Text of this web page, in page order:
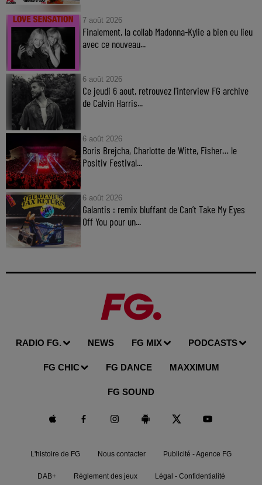
7 août 2026
Finalement, la collab Madonna-Kylie a bien eu lieu
avec ce nouveau...
6 août 2026
Ce jeudi 6 aout, retrouvez l'interview FG archive
de Calvin Harris...
6 août 2026
Boris Brejcha, Charlotte de Witte, Fisher… le
Positiv Festival...
6 août 2026
Galantis : remix bluffant de Can’t Take My Eyes
Off You pour un...
RADIO FG. NEWS FG MIX PODCASTS
FG CHIC FG DANCE MAXXIMUM
FG SOUND
L'histoire de FG Nous contacter Publicité - Agence FG
DAB+ Règlement des jeux Légal - Confidentialité